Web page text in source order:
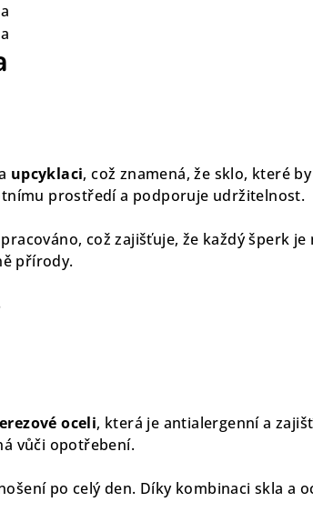
upcyklaci, což znamená, že sklo, které
prostředí a podporuje udržitelnost.
což zajišťuje, že každý šperk
přírody.
oceli, která je antialergenní a
vůči opotřebení.
po celý den. Díky kombinaci skla a